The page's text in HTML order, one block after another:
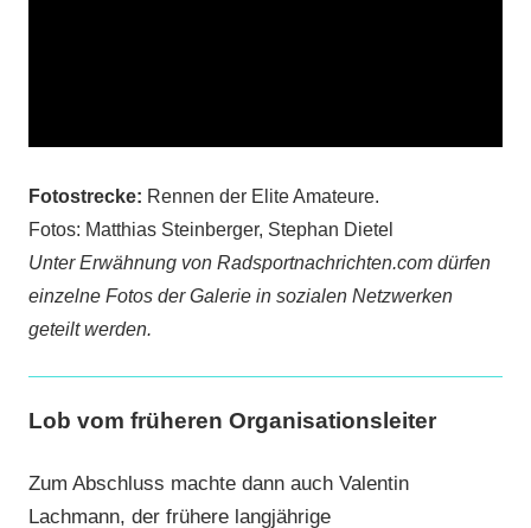
Fotostrecke: Rennen der Elite Amateure.
Fotos: Matthias Steinberger, Stephan Dietel
Unter Erwähnung von Radsportnachrichten.com dürfen
einzelne Fotos der Galerie in sozialen Netzwerken
geteilt werden.
Lob vom früheren Organisationsleiter
Zum Abschluss machte dann auch Valentin
Lachmann, der frühere langjährige